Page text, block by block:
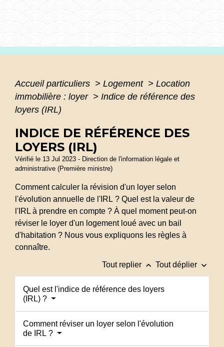
Accueil particuliers > Logement > Location
immobilière : loyer > Indice de référence des
loyers (IRL)
INDICE DE RÉFÉRENCE DES
LOYERS (IRL)
Vérifié le 13 Jul 2023 - Direction de l'information légale et
administrative (Première ministre)
Comment calculer la révision d'un loyer selon
l'évolution annuelle de l'IRL ? Quel est la valeur de
l'IRL à prendre en compte ? À quel moment peut-on
réviser le loyer d'un logement loué avec un bail
d'habitation ? Nous vous expliquons les règles à
connaître.
Tout replier keyboard_arrow_up Tout déplier keyboard_arrow_down
Quel est l'indice de référence des loyers
(IRL) ?
Comment réviser un loyer selon l'évolution
de IRL ?